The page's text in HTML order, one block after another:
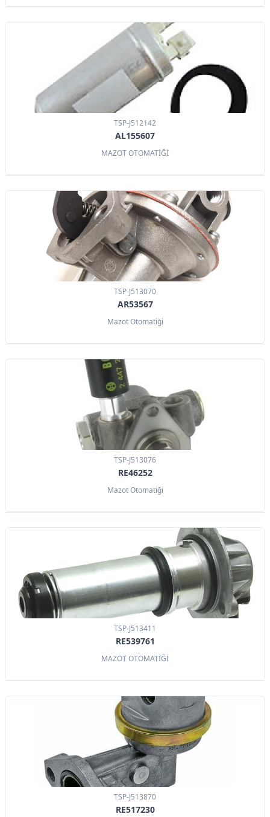
TSP-J512142
AL155607
MAZOT OTOMATİĞİ
TSP-J513070
AR53567
Mazot Otomatiği
TSP-J513076
RE46252
Mazot Otomatiği
TSP-J513411
RE539761
MAZOT OTOMATİĞİ
TSP-J513870
RE517230